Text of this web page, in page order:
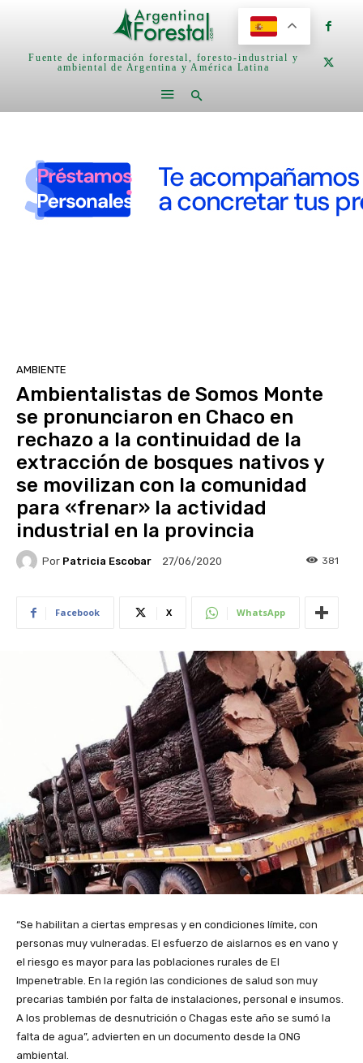
Fuente de información forestal, foresto-industrial y
ambiental de Argentina y América Latina
AMBIENTE
Ambientalistas de Somos Monte
se pronunciaron en Chaco en
rechazo a la continuidad de la
extracción de bosques nativos y
se movilizan con la comunidad
para «frenar» la actividad
industrial en la provincia
Por Patricia Escobar 27/06/2020 381
Facebook X WhatsApp
“Se habilitan a ciertas empresas y en condiciones límite, con
personas muy vulneradas. El esfuerzo de aislarnos es en vano y
el riesgo es mayor para las poblaciones rurales de El
Impenetrable. En la región las condiciones de salud son muy
precarias también por falta de instalaciones, personal e insumos.
A los problemas de desnutrición o Chagas este año se sumó la
falta de agua”, advierten en un documento desde la ONG
ambiental.